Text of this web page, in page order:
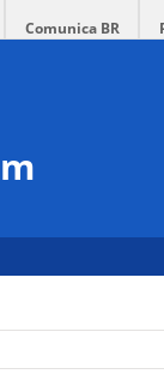
Comunica BR